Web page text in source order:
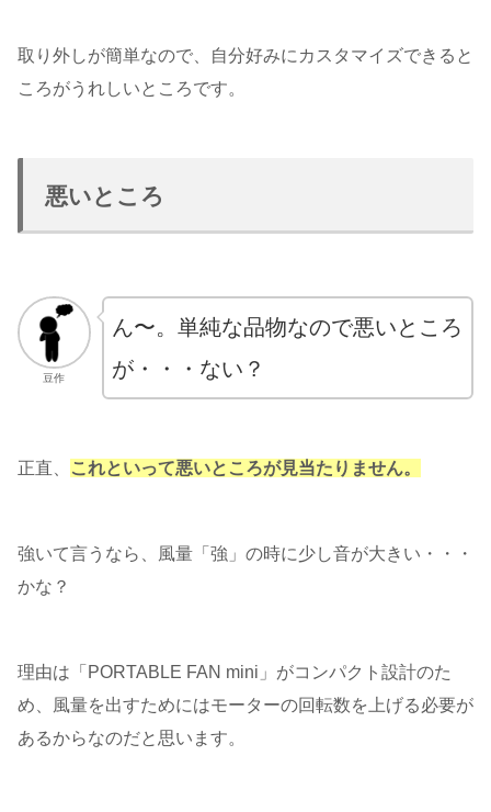
取り外しが簡単なので、自分好みにカスタマイズできると
ころがうれしいところです。
悪いところ
豆作
ん〜。単純な品物なので悪いところ
が・・・ない？
正直、 これといって悪いところが見当たりません。
強いて言うなら、風量「強」の時に少し音が大きい・・・
かな？
理由は「PORTABLE FAN mini」がコンパクト設計のた
め、風量を出すためにはモーターの回転数を上げる必要が
あるからなのだと思います。